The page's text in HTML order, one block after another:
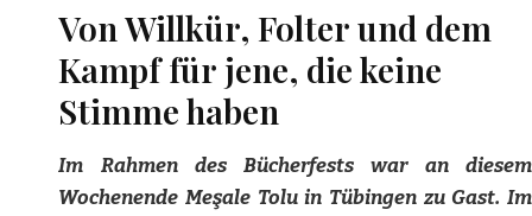
Von Willkür, Folter und dem
Kampf für jene, die keine
Stimme haben
Im Rahmen des Bücherfests war an diesem
Wochenende Meşale Tolu in Tübingen zu Gast. Im